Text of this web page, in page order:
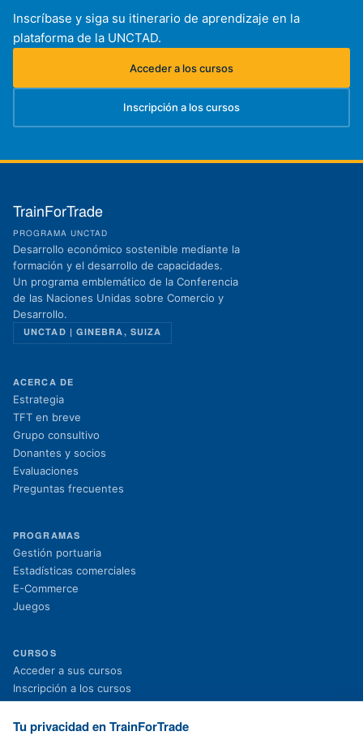
Inscríbase y siga su itinerario de aprendizaje en la
plataforma de la UNCTAD.
Acceder a los cursos
(se abre en una nueva pestaña)
Inscripción a los cursos
(se abre en una nueva pestaña)
TrainForTrade
PROGRAMA UNCTAD
Desarrollo económico sostenible mediante la
formación y el desarrollo de capacidades.
Un programa emblemático de la Conferencia
de las Naciones Unidas sobre Comercio y
Desarrollo.
UNCTAD | GINEBRA, SUIZA
ACERCA DE
Estrategia
TFT en breve
Grupo consultivo
Donantes y socios
Evaluaciones
Preguntas frecuentes
PROGRAMAS
Gestión portuaria
Estadísticas comerciales
E-Commerce
Juegos
CURSOS
Acceder a sus cursos
Inscripción a los cursos
Proyectos en curso
Proyectos finalizados
Tu privacidad en TrainForTrade